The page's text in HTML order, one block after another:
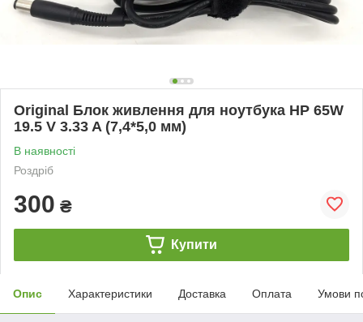
Original Блок живлення для ноутбука HP 65W
19.5 V 3.33 A (7,4*5,0 мм)
В наявності
Роздріб
300 ₴
Купити
Опис Характеристики Доставка Оплата Умови